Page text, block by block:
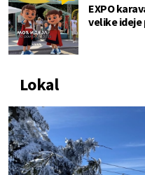
EXPO
velike ideje
Lokal